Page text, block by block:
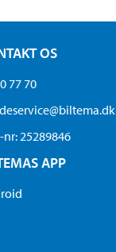
OS
77 70
nr: 25289846
APP